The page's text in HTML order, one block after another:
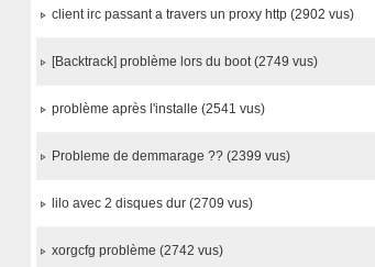
client irc passant a travers un proxy http (2902 vus)
[Backtrack] problème lors du boot (2749 vus)
problème après l'installe (2541 vus)
Probleme de demmarage ?? (2399 vus)
lilo avec 2 disques dur (2709 vus)
xorgcfg problème (2742 vus)